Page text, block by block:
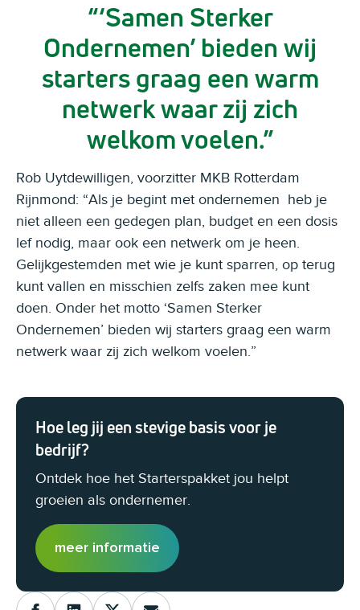
‘Samen Sterker
Ondernemen’ bieden wij
starters graag een warm
netwerk waar zij zich
welkom voelen.
Rob Uytdewilligen, voorzitter MKB Rotterdam
Rijnmond: “Als je begint met ondernemen heb je
niet alleen een gedegen plan, budget en een dosis
lef nodig, maar ook een netwerk om je heen.
Gelijkgestemden met wie je kunt sparren, op terug
kunt vallen en misschien zelfs zaken mee kunt
doen. Onder het motto ‘Samen Sterker
Ondernemen’ bieden wij starters graag een warm
netwerk waar zij zich welkom voelen.”
Hoe leg jij een stevige basis voor je
bedrijf?
Ontdek hoe het Starterspakket jou helpt
groeien als ondernemer.
meer informatie